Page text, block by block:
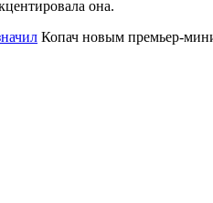
она.
Копач новым премьер-